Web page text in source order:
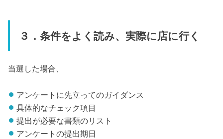
３．条件をよく読み、実際に店に行く
当選した場合、
アンケートに先立ってのガイダンス
具体的なチェック項目
提出が必要な書類のリスト
アンケートの提出期日